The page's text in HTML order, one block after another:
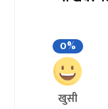
0%
खुसी